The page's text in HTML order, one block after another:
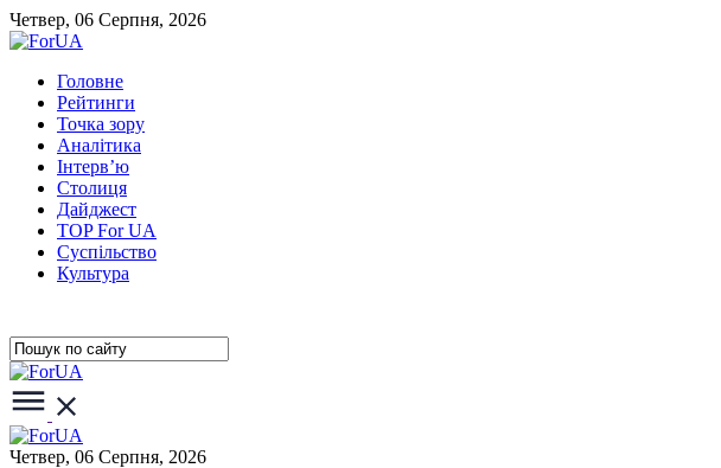
Четвер, 06 Серпня, 2026
Головне
Рейтинги
Точка зору
Аналітика
Інтерв’ю
Столиця
Дайджест
TOP For UA
Суспiльство
Культура
Четвер, 06 Серпня, 2026